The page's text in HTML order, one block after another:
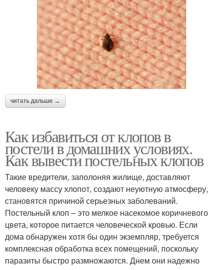
читать дальше →
Как избавиться от клопов в
постели в домашних условиях.
Как вывести постельных клопов
Такие вредители, заполоняя жилище, доставляют
человеку массу хлопот, создают неуютную атмосферу,
становятся причиной серьезных заболеваний.
Постельный клоп – это мелкое насекомое коричневого
цвета, которое питается человеческой кровью. Если
дома обнаружен хотя бы один экземпляр, требуется
комплексная обработка всех помещений, поскольку
паразиты быстро размножаются. Днем они надежно